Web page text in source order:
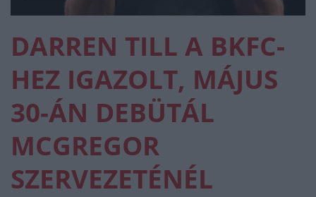
DARREN TILL A BKFC-
HEZ IGAZOLT, MÁJUS
30-ÁN DEBÜTÁL
MCGREGOR
SZERVEZETÉNÉL